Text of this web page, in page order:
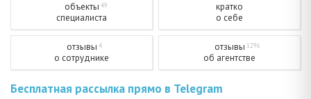
объекты 49
специалиста
кратко
о себе
отзывы 4
о сотруднике
отзывы 1296
об агентстве
Бесплатная рассылка прямо в Telegram